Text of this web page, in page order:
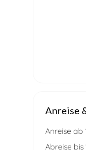
Anreise
Anreise ab
Abreise bis